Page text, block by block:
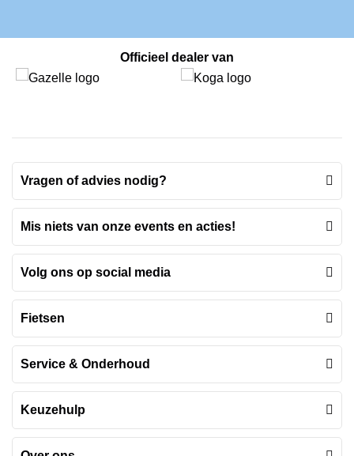
Officieel dealer van
Vragen of advies nodig?
Mis niets van onze events en acties!
Volg ons op social media
Fietsen
Service & Onderhoud
Keuzehulp